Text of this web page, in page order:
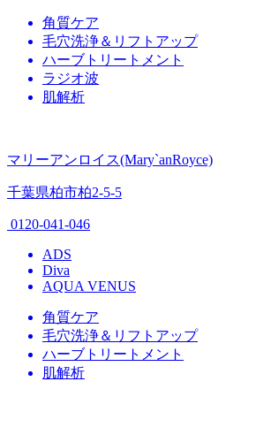
角質ケア
毛穴洗浄＆リフトアップ
ハーブトリートメント
ラジオ波
肌解析
マリーアンロイス(Mary`anRoyce)
千葉県柏市柏2-5-5
0120-041-046
ADS
Diva
AQUA VENUS
角質ケア
毛穴洗浄＆リフトアップ
ハーブトリートメント
肌解析